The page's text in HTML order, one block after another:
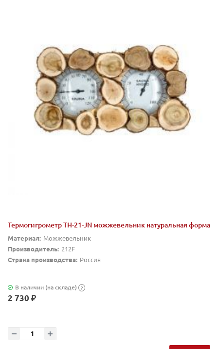
Термогигрометр ТН-21-JN можжевельник натуральная форма
Материал: Можжевельник
Производитель: 212F
Страна производства: Россия
В наличии (на складе) ?
2 730 ₽